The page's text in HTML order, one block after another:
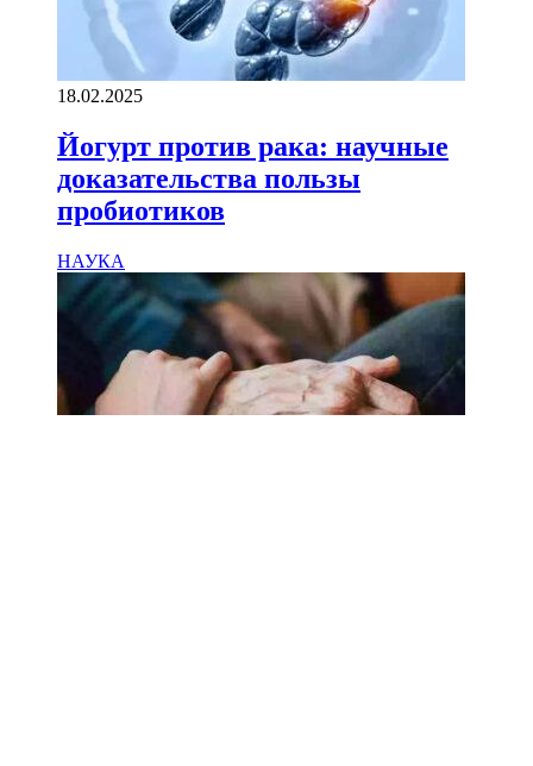
18.02.2025
Йогурт против рака: научные
доказательства пользы
пробиотиков
НАУКА